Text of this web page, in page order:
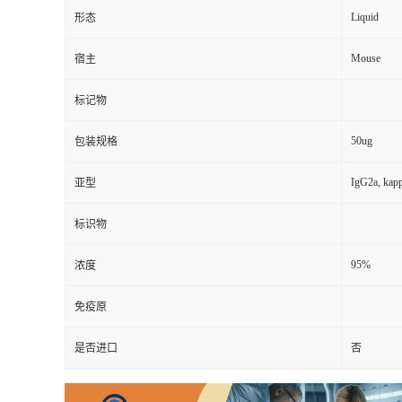
形态 Liquid
宿主 Mouse
标记物
包装规格 50ug
亚型 IgG2a,
标识物
浓度 95%
免疫原
是否进口 否